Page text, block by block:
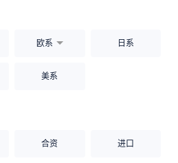
欧系 日系
美系
合资 进口